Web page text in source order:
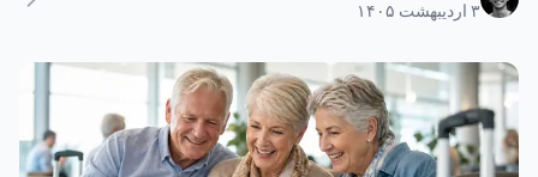
۳ اردیبهشت ۱۴۰۵